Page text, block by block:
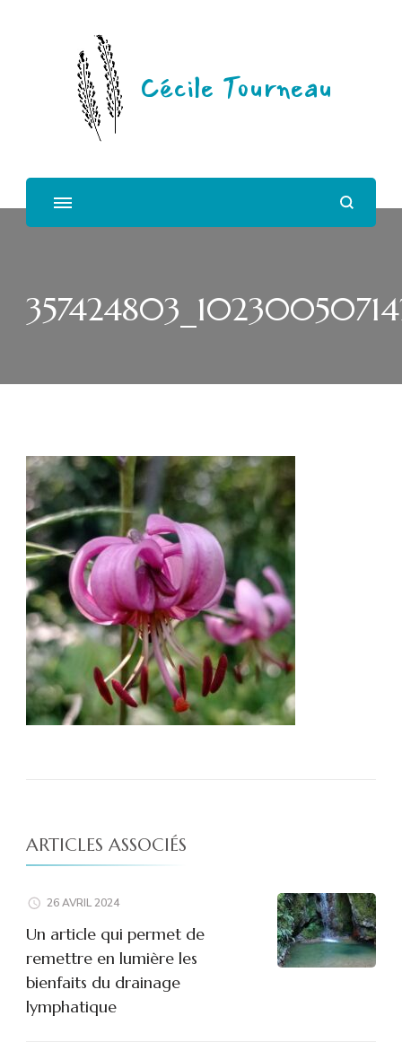
Cécile Tourneau
ARTICLES ASSOCIÉS
26 AVRIL 2024
Un article qui permet de
remettre en lumière les
bienfaits du drainage
lymphatique